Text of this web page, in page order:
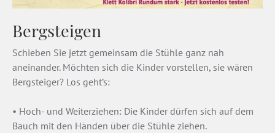
Bergsteigen
Schieben Sie jetzt gemeinsam die Stühle ganz nah
aneinander. Möchten sich die Kinder vorstellen, sie wären
Bergsteiger? Los geht’s:
• Hoch- und Weiterziehen: Die Kinder dürfen sich auf dem
Bauch mit den Händen über die Stühle ziehen.